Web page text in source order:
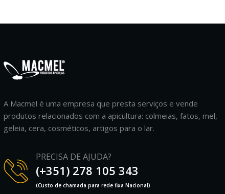
A Macmel é uma empresa que presta serviços e vende
produtos relacionados com a apicultura: colmeias, fatos, mel,
geleia, cera, cosméticos, artigos para o lar.
PRECISA DE AJUDA?
(+351) 278 105 343
(Custo de chamada para rede fixa Nacional)